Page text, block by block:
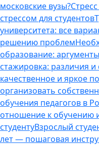
московские вузы?
стрессом для студентов
университета: все
решению проблем
образование:
стажировка: различия
качественное и яркое
организовать
обучения педагогов в
отношение к обучению
студентуВзрослый
лет — пошаговая